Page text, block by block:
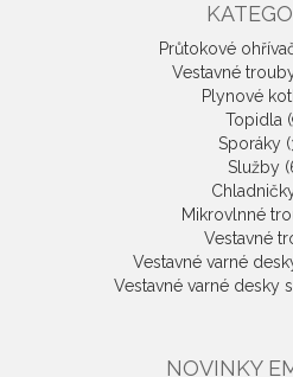
Průtokové
Vestavné
Plynové
Topidla
Sporáky
Služby
Mikrovlnné
Vestavné
Vestavné varné
Vestavné varné desky
NOVINKY